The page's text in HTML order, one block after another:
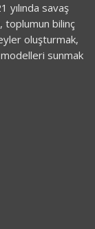
yılında savaş
toplumun bilinç
oluşturmak,
sunmak